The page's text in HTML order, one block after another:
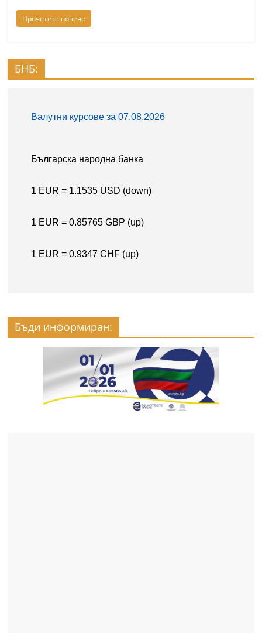
Прочетете повече
БНБ:
Бъди информиран: